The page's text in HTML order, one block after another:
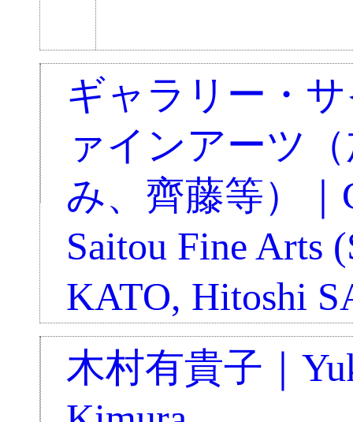
ギャラリー・
ァインアーツ
み、齊藤等）｜
Saitou Fine Arts
KATO, Hitoshi
木村有貴子｜